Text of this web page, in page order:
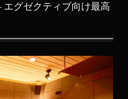
エグゼクティブ向け最高